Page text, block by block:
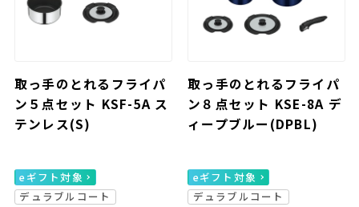
取っ手のとれるフライパ
ン５点セット KSF-5A ス
テンレス(S)
eギフト対象
デュラブルコート
取っ手のとれるフライパ
ン８点セット KSE-8A デ
ィープブルー(DPBL)
eギフト対象
デュラブルコート